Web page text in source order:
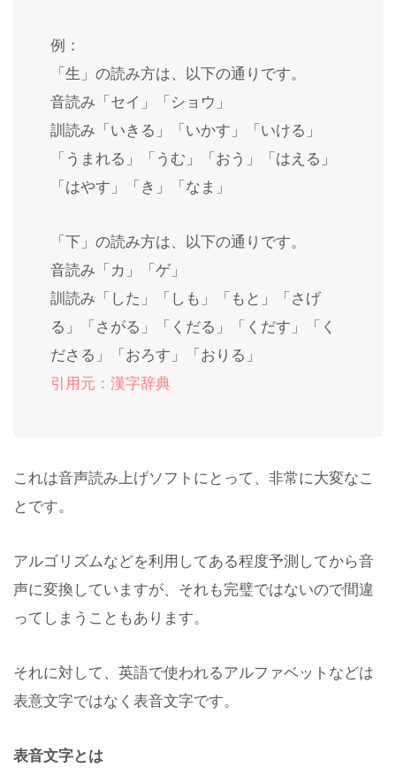
例：
「生」の読み方は、以下の通りです。
音読み「セイ」「ショウ」
訓読み「いきる」「いかす」「いける」
「うまれる」「うむ」「おう」「はえる」
「はやす」「き」「なま」
「下」の読み方は、以下の通りです。
音読み「カ」「ゲ」
訓読み「した」「しも」「もと」「さげ
る」「さがる」「くだる」「くだす」「く
ださる」「おろす」「おりる」
引用元：漢字辞典
これは音声読み上げソフトにとって、非常に大変なこ
とです。
アルゴリズムなどを利用してある程度予測してから音
声に変換していますが、それも完璧ではないので間違
ってしまうこともあります。
それに対して、英語で使われるアルファベットなどは
表意文字ではなく表音文字です。
表音文字とは